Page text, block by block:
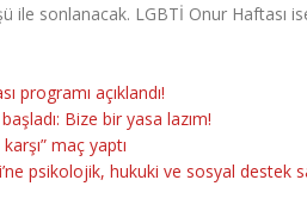
ile sonlanacak. LGBTİ Onur Haftası
programı açıklandı!
Bize bir yasa lazım!
maç yaptı
psikolojik, hukuki ve sosyal destek